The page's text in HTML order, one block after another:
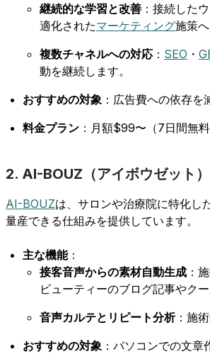
継続的な学習と改善 ：接続した
適化されたマーケティング施策
複数チャネルへの対応 ： SEO ・
動を継続します。
おすすめの対象 ：広告費への依存を
料金プラン ：月額$99〜（7日間無
2. AI-BOUZ（アイボウゼット）
AI-BOUZは、サロンや治療院に特化し
量産できる仕組みを提供しています。
主な機能：
接客音声からの素材自動生成 ：
ビューティーのブログ記事やク
音声カルテとリピート分析：施
おすすめの対象 ：パソコンでの文